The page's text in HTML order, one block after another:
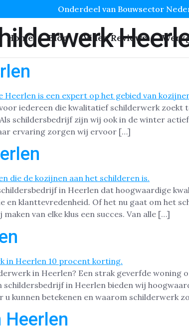
Onderdeel van Bouwsector
Home Blog Video Reviews
iedereen die kwalitatief schilderwerk zoekt
schildersbedrijf zijn wij ook in de winter
ervaring zorgen wij ervoor […]
in Heerlen dat hoogwaardige
en klanttevredenheid. Of het nu gaat om het
van elke klus een succes. Van alle […]
in Heerlen? Een strak geverfde
schildersbedrijf in Heerlen bieden wij
kunnen betekenen en waarom schilderwerk
Heerlen